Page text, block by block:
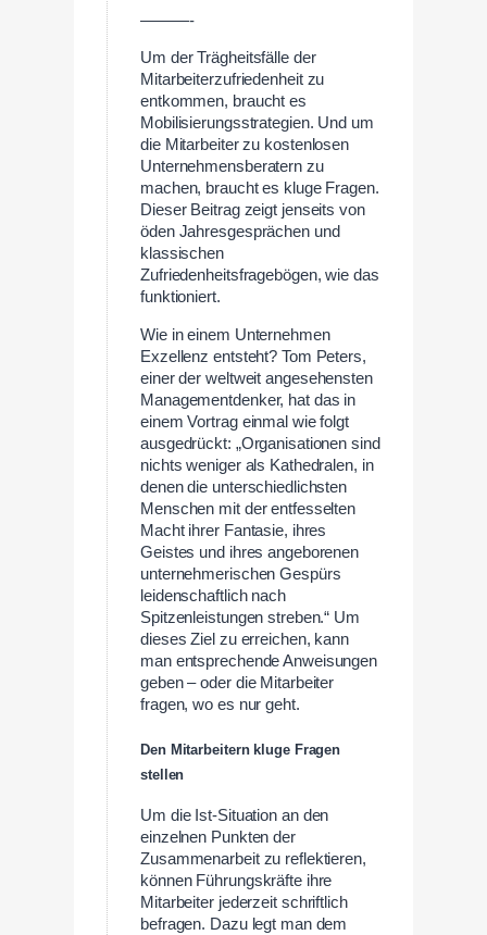
———-
Um der Trägheitsfälle der
Mitarbeiterzufriedenheit zu
entkommen, braucht es
Mobilisierungsstrategien. Und um
die Mitarbeiter zu kostenlosen
Unternehmensberatern zu
machen, braucht es kluge Fragen.
Dieser Beitrag zeigt jenseits von
öden Jahresgesprächen und
klassischen
Zufriedenheitsfragebögen, wie das
funktioniert.
Wie in einem Unternehmen
Exzellenz entsteht? Tom Peters,
einer der weltweit angesehensten
Managementdenker, hat das in
einem Vortrag einmal wie folgt
ausgedrückt: „Organisationen sind
nichts weniger als Kathedralen, in
denen die unterschiedlichsten
Menschen mit der entfesselten
Macht ihrer Fantasie, ihres
Geistes und ihres angeborenen
unternehmerischen Gespürs
leidenschaftlich nach
Spitzenleistungen streben.“ Um
dieses Ziel zu erreichen, kann
man entsprechende Anweisungen
geben – oder die Mitarbeiter
fragen, wo es nur geht.
Den Mitarbeitern kluge Fragen
stellen
Um die Ist-Situation an den
einzelnen Punkten der
Zusammenarbeit zu reflektieren,
können Führungskräfte ihre
Mitarbeiter jederzeit schriftlich
befragen. Dazu legt man dem